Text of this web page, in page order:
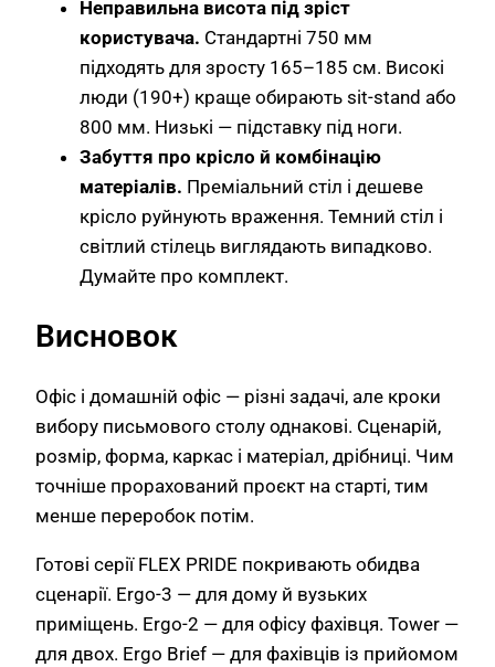
Неправильна висота під зріст
користувача. Стандартні 750 мм
підходять для зросту 165–185 см. Високі
люди (190+) краще обирають sit-stand або
800 мм. Низькі — підставку під ноги.
Забуття про крісло й комбінацію
матеріалів. Преміальний стіл і дешеве
крісло руйнують враження. Темний стіл і
світлий стілець виглядають випадково.
Думайте про комплект.
Висновок
Офіс і домашній офіс — різні задачі, але кроки
вибору письмового столу однакові. Сценарій,
розмір, форма, каркас і матеріал, дрібниці. Чим
точніше прорахований проєкт на старті, тим
менше переробок потім.
Готові серії FLEX PRIDE покривають обидва
сценарії. Ergo-3 — для дому й вузьких
приміщень. Ergo-2 — для офісу фахівця. Tower —
для двох. Ergo Brief — для фахівців із прийомом